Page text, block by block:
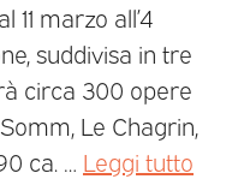
11 marzo all’4
suddivisa in tre
circa 300 opere
Le Chagrin,
ca. … Leggi tutto